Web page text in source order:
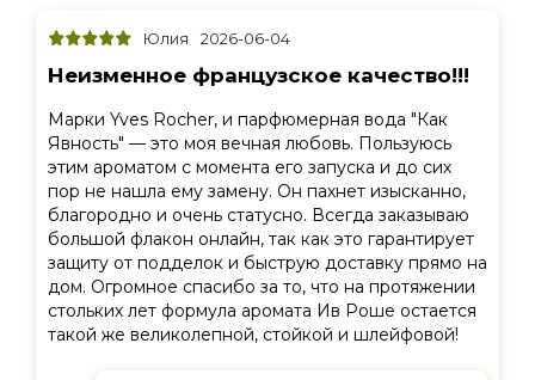
Юлия 2026-06-04
Неизменное французское качество!!!
Марки Yves Rocher, и парфюмерная вода "Как
Явность" — это моя вечная любовь. Пользуюсь
этим ароматом с момента его запуска и до сих
пор не нашла ему замену. Он пахнет изысканно,
благородно и очень статусно. Всегда заказываю
большой флакон онлайн, так как это гарантирует
защиту от подделок и быструю доставку прямо на
дом. Огромное спасибо за то, что на протяжении
стольких лет формула аромата Ив Роше остается
такой же великолепной, стойкой и шлейфовой!